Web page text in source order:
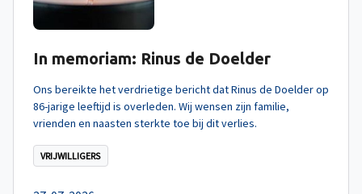
In memoriam: Rinus de Doelder
Ons bereikte het verdrietige bericht dat Rinus de Doelder op
86-jarige leeftijd is overleden. Wij wensen zijn familie,
vrienden en naasten sterkte toe bij dit verlies.
VRIJWILLIGERS